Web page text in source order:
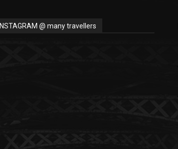
INSTAGRAM @ many travellers